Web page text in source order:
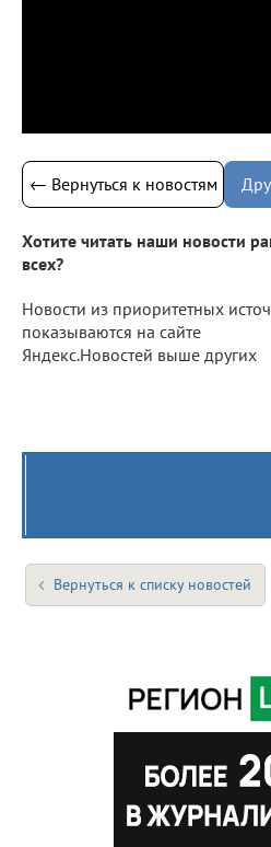
← Вернуться к новостям
Хотите читать наши новости
всех?
Новости из приоритетных
показываются на сайте
Яндекс.Новостей выше других
Вернуться к списку новостей